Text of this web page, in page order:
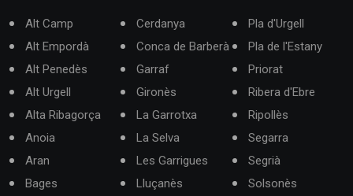
Alt Camp
Alt Empordà
Alt Penedès
Alt Urgell
Alta Ribagorça
Anoia
Aran
Bages
Cerdanya
Conca de Barberà
Garraf
Gironès
La Garrotxa
La Selva
Les Garrigues
Lluçanès
Pla d'Urgell
Pla de l'Estany
Priorat
Ribera d'Ebre
Ripollès
Segarra
Segrià
Solsonès